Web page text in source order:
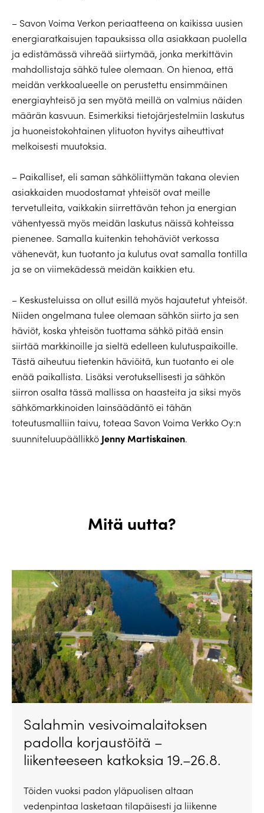
– Savon Voima Verkon periaatteena on kaikissa uusien
energiaratkaisujen tapauksissa olla asiakkaan puolella
ja edistämässä vihreää siirtymää, jonka merkittävin
mahdollistaja sähkö tulee olemaan. On hienoa, että
meidän verkkoalueelle on perustettu ensimmäinen
energiayhteisö ja sen myötä meillä on valmius näiden
määrän kasvuun. Esimerkiksi tietojärjestelmiin laskutus
ja huoneistokohtainen ylituoton hyvitys aiheuttivat
melkoisesti muutoksia.
– Paikalliset, eli saman sähköliittymän takana olevien
asiakkaiden muodostamat yhteisöt ovat meille
tervetulleita, vaikkakin siirrettävän tehon ja energian
vähentyessä myös meidän laskutus näissä kohteissa
pienenee. Samalla kuitenkin tehohäviöt verkossa
vähenevät, kun tuotanto ja kulutus ovat samalla tontilla
ja se on viimekädessä meidän kaikkien etu.
– Keskusteluissa on ollut esillä myös hajautetut yhteisöt.
Niiden ongelmana tulee olemaan sähkön siirto ja sen
häviöt, koska yhteisön tuottama sähkö pitää ensin
siirtää markkinoille ja sieltä edelleen kulutuspaikoille.
Tästä aiheutuu tietenkin häviöitä, kun tuotanto ei ole
enää paikallista. Lisäksi verotuksellisesti ja sähkön
siirron osalta tässä mallissa on haasteita ja siksi myös
sähkömarkkinoiden lainsäädäntö ei tähän
toteutusmalliin taivu, toteaa Savon Voima Verkko Oy:n
suunniteluupäällikkö Jenny Martiskainen.
Mitä uutta?
Salahmin vesivoimalaitoksen
padolla korjaustöitä –
liikenteeseen katkoksia 19.–26.8.
Töiden vuoksi padon yläpuolisen altaan
vedenpintaa lasketaan tilapäisesti ja liikenne